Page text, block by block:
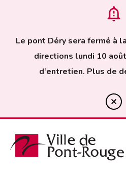
Le pont Déry sera fermé à
directions lundi 10
d’entretien. Plus de